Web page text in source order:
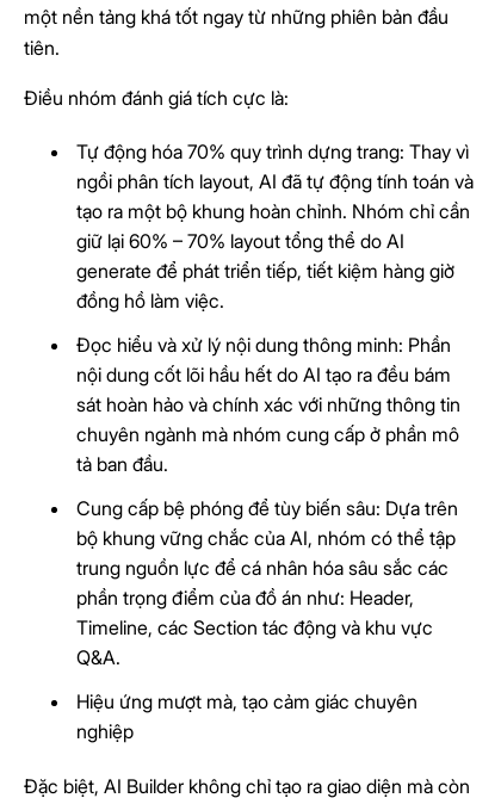
một nền tảng khá tốt ngay từ những phiên bản đầu
tiên.
Điều nhóm đánh giá tích cực là:
Tự động hóa 70% quy trình dựng trang: Thay vì
ngồi phân tích layout, AI đã tự động tính toán và
tạo ra một bộ khung hoàn chỉnh. Nhóm chỉ cần
giữ lại 60% – 70% layout tổng thể do AI
generate để phát triển tiếp, tiết kiệm hàng giờ
đồng hồ làm việc.
Đọc hiểu và xử lý nội dung thông minh: Phần
nội dung cốt lõi hầu hết do AI tạo ra đều bám
sát hoàn hảo và chính xác với những thông tin
chuyên ngành mà nhóm cung cấp ở phần mô
tả ban đầu.
Cung cấp bệ phóng để tùy biến sâu: Dựa trên
bộ khung vững chắc của AI, nhóm có thể tập
trung nguồn lực để cá nhân hóa sâu sắc các
phần trọng điểm của đồ án như: Header,
Timeline, các Section tác động và khu vực
Q&A.
Hiệu ứng mượt mà, tạo cảm giác chuyên
nghiệp
Đặc biệt, AI Builder không chỉ tạo ra giao diện mà còn